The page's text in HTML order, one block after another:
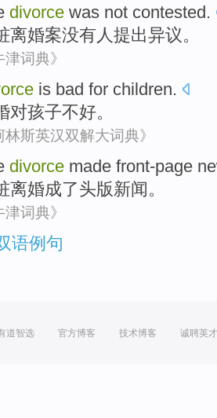
divorce was not contested .
离婚案没有人提出异议。
津词典》
is bad for children.
对孩子不好。
林斯英汉双解大词典》
divorce made front-page
离婚成了头版新闻。
津词典》
语例句
道智选 官方博客 技术博客 诚聘英才